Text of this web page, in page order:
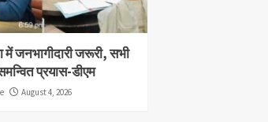
में जनभागीदारी जरूरी, सभी
प्रयास-डीएम
August 4, 2026